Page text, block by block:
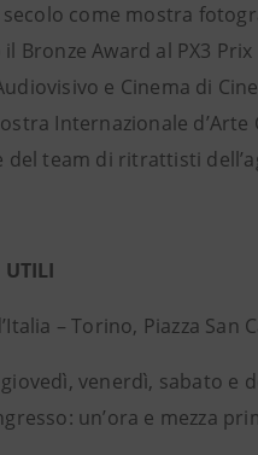
secolo come mostra
Bronze Award al PX3
e Cinema di
Internazionale
team di ritrattisti
– Torino, Piazza San
venerdì, sabato e
un’ora e mezza